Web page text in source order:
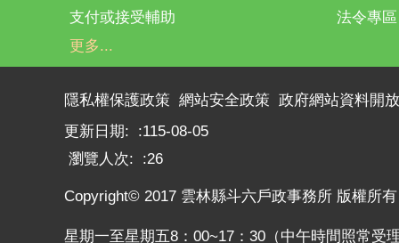
支付或接受輔助
更多...
法令專區
隱私權保護政策 網站安全政策 政府網站資料開
更新日期:
115-08-05
瀏覽人次:
26
Copyright© 2017 雲林縣斗六戶政事務所 版權所有
星期一至星期五8：00~17：30（中午時間照常受